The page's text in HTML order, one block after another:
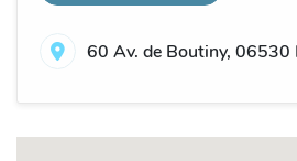
60 Av. de Boutiny, 06530